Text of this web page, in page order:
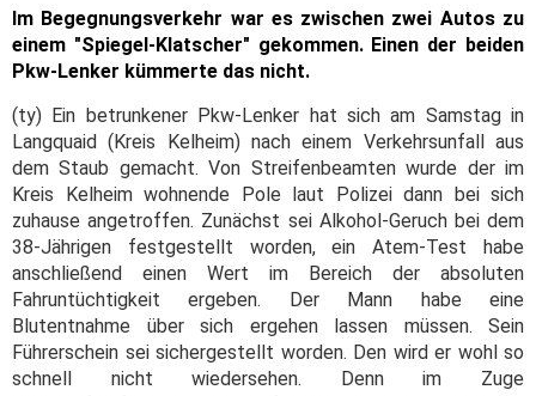
Im Begegnungsverkehr war es zwischen zwei Autos zu
einem "Spiegel-Klatscher" gekommen. Einen der beiden
Pkw-Lenker kümmerte das nicht.
(ty) Ein betrunkener Pkw-Lenker hat sich am Samstag in
Langquaid (Kreis Kelheim) nach einem Verkehrsunfall aus
dem Staub gemacht. Von Streifenbeamten wurde der im
Kreis Kelheim wohnende Pole laut Polizei dann bei sich
zuhause angetroffen. Zunächst sei Alkohol-Geruch bei dem
38-Jährigen festgestellt worden, ein Atem-Test habe
anschließend einen Wert im Bereich der absoluten
Fahruntüchtigkeit ergeben. Der Mann habe eine
Blutentnahme über sich ergehen lassen müssen. Sein
Führerschein sei sichergestellt worden. Den wird er wohl so
schnell nicht wiedersehen. Denn im Zuge